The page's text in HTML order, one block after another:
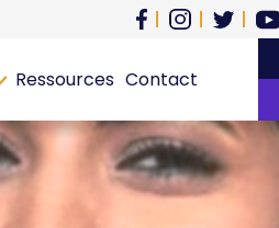
Ressources Contact